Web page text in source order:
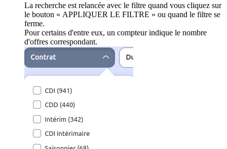
La recherche est relancée avec le filtre quand vous cliquez sur
le bouton « APPLIQUER LE FILTRE » ou quand le filtre se
ferme.
Pour certains d'entre eux, un compteur indique le nombre
d'offres correspondant.